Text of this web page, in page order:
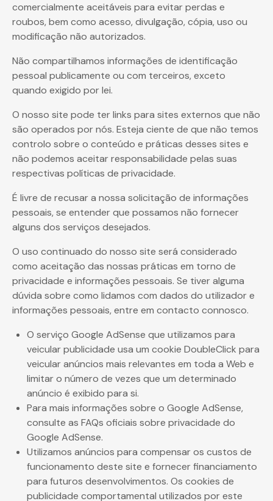
comercialmente aceitáveis para evitar perdas e
roubos, bem como acesso, divulgação, cópia, uso ou
modificação não autorizados.
Não compartilhamos informações de identificação
pessoal publicamente ou com terceiros, exceto
quando exigido por lei.
O nosso site pode ter links para sites externos que não
são operados por nós. Esteja ciente de que não temos
controlo sobre o conteúdo e práticas desses sites e
não podemos aceitar responsabilidade pelas suas
respectivas políticas de privacidade.
É livre de recusar a nossa solicitação de informações
pessoais, se entender que possamos não fornecer
alguns dos serviços desejados.
O uso continuado do nosso site será considerado
como aceitação das nossas práticas em torno de
privacidade e informações pessoais. Se tiver alguma
dúvida sobre como lidamos com dados do utilizador e
informações pessoais, entre em contacto connosco.
O serviço Google AdSense que utilizamos para
veicular publicidade usa um cookie DoubleClick para
veicular anúncios mais relevantes em toda a Web e
limitar o número de vezes que um determinado
anúncio é exibido para si.
Para mais informações sobre o Google AdSense,
consulte as FAQs oficiais sobre privacidade do
Google AdSense.
Utilizamos anúncios para compensar os custos de
funcionamento deste site e fornecer financiamento
para futuros desenvolvimentos. Os cookies de
publicidade comportamental utilizados por este